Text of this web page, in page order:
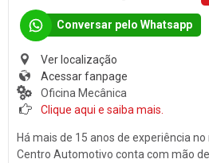
Lavagem Automotiva
Retificadora de Motores
Auto Peças
Amortecedores
Auto Demolidoras
Conversar pelo Whatsapp
Ver localização
Acessar fanpage
Oficina Mecânica
Clique aqui e saiba mais.
Há mais de 15 anos de experiência
Centro Automotivo conta com mão